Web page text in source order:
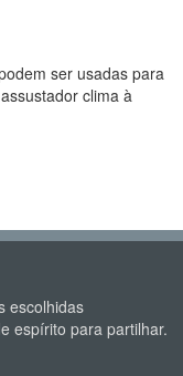
ser usadas para
clima à
escolhidas
espírito para partilhar.